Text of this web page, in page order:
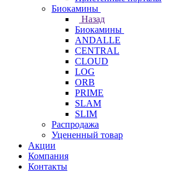
Биокамины
Назад
Биокамины
ANDALLE
CENTRAL
CLOUD
LOG
ORB
PRIME
SLAM
SLIM
Распродажа
Уцененный товар
Акции
Компания
Контакты